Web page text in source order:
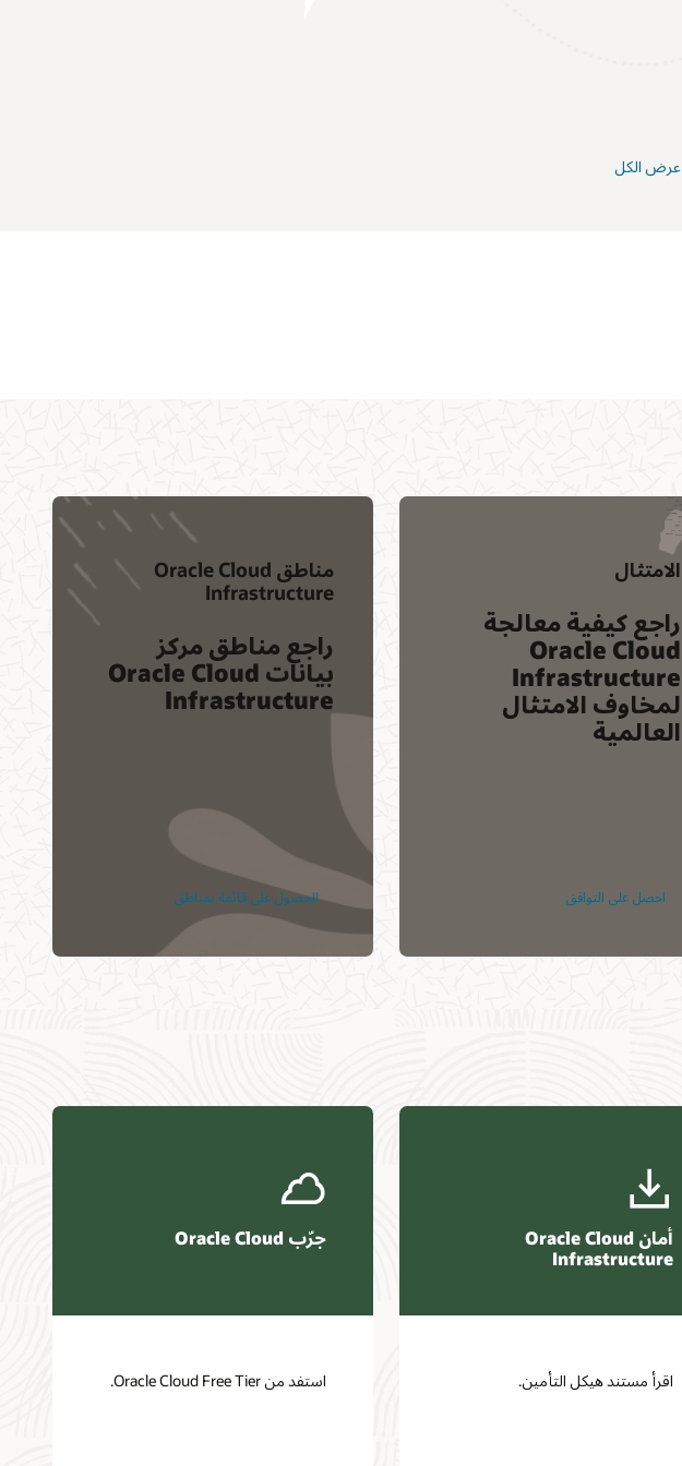
عرض الكل
الامتثال
راجع كيفية معالجة
Oracle Cloud
Infrastructure
لمخاوف الامتثال
العالمية
احصل على التوافق
مناطق Oracle Cloud
Infrastructure
راجع مناطق مركز
بيانات Oracle Cloud
Infrastructure
الحصول على قائمة بمناطق
أمان Oracle Cloud
Infrastructure
اقرأ مستند هيكل التأمين.
جرّب Oracle Cloud
استفد من Oracle Cloud Free Tier.